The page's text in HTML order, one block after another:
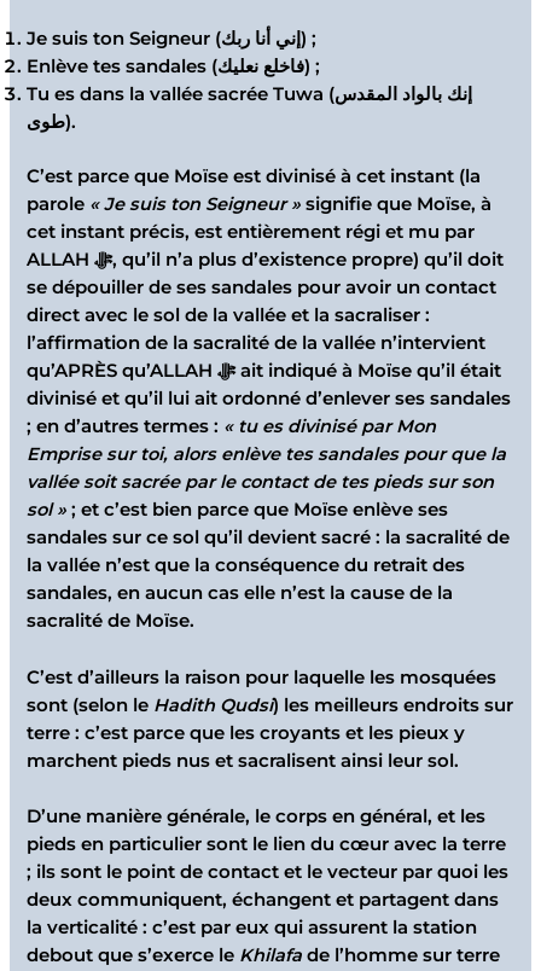
Je suis ton Seigneur (إني أنا ربك) ;
Enlève tes sandales (فاخلع نعليك) ;
Tu es dans la vallée sacrée Tuwa (إنك بالواد المقدس
طوى).
C’est parce que Moïse est divinisé à cet instant (la
parole «Je suis ton Seigneur » signifie que Moïse, à
cet instant précis, est entièrement régi et mu par
ALLAH ﷻ, qu’il n’a plus d’existence propre) qu’il doit
se dépouiller de ses sandales pour avoir un contact
direct avec le sol de la vallée et la sacraliser :
l’affirmation de la sacralité de la vallée n’intervient
qu’APRÈS qu’ALLAH ﷻ ait indiqué à Moïse qu’il était
divinisé et qu’il lui ait ordonné d’enlever ses sandales
; en d’autres termes : « tu es divinisé par Mon
Emprise sur toi, alors enlève tes sandales pour que la
vallée soit sacrée par le contact de tes pieds sur son
sol » ; et c’est bien parce que Moïse enlève ses
sandales sur ce sol qu’il devient sacré : la sacralité de
la vallée n’est que la conséquence du retrait des
sandales, en aucun cas elle n’est la cause de la
sacralité de Moïse.
C’est d’ailleurs la raison pour laquelle les mosquées
sont (selon le Hadith Qudsi) les meilleurs endroits sur
terre : c’est parce que les croyants et les pieux y
marchent pieds nus et sacralisent ainsi leur sol.
D’une manière générale, le corps en général, et les
pieds en particulier sont le lien du cœur avec la terre
; ils sont le point de contact et le vecteur par quoi les
deux communiquent, échangent et partagent dans
la verticalité : c’est par eux qui assurent la station
debout que s’exerce le Khilafa de l’homme sur terre